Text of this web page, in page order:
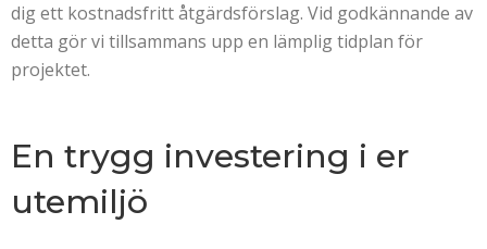
dig ett kostnadsfritt åtgärdsförslag. Vid godkännande av
detta gör vi tillsammans upp en lämplig tidplan för
projektet.
En trygg investering i er
utemiljö